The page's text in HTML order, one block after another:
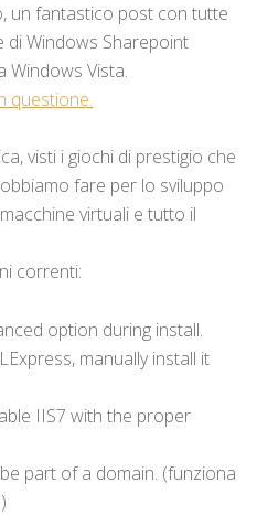
un fantastico post con tutte
di Windows Sharepoint
Windows Vista.
questione.
visti i giochi di prestigio che
fare per lo sviluppo
virtuali e tutto il
correnti:
option during install.
manually install it
IIS7 with the proper
part of a domain. (funziona